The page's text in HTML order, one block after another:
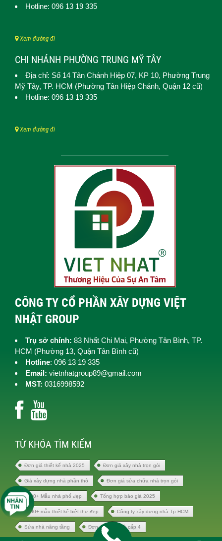
Hotline: 096 13 19 335
Xem đường đi
CHI NHÁNH PHƯỜNG TRUNG MỸ TÂY
Địa chỉ: Số 14 Tân Chánh Hiệp 07, KP 10, Phường Trung
Mỹ Tây, TP. HCM (Phường Tân Hiệp Chánh, Quận 12 cũ)
Hotline: 096 13 19 335
Xem đường đi
CÔNG TY CỔ PHẦN XÂY DỰNG VIỆT
NHẬT GROUP
Trụ sở chính: 83 Nhất Chi Mai, Phường Tân Bình, TP.
HCM (Phường 13, Quận Tân Bình cũ)
Hotline: 096 13 19 335
Email: vietnhatgroup89@gmail.com
MST: 0316998592
TỪ KHÓA TÌM KIẾM
Đơn giá thiết kế nhà 2025 Đơn giá xây nhà trọn gói
Giá xây dựng nhà phần thô Đơn giá sửa chữa nhà trọn gói
1000+ Mẫu nhà phố đẹp Tổng hợp báo giá 2025
1000+ mẫu thiết kế biệt thự đẹp Công ty xây dựng nhà Tp HCM
Sửa nhà nâng tầng Đơn giá xây nhà cấp 4